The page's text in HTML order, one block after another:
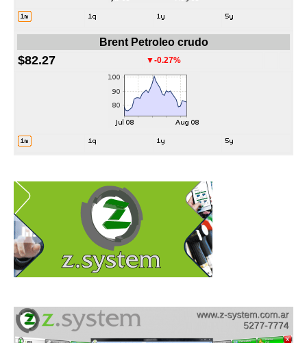
Brent Petroleo crudo
$82.27 ▼-0.27%